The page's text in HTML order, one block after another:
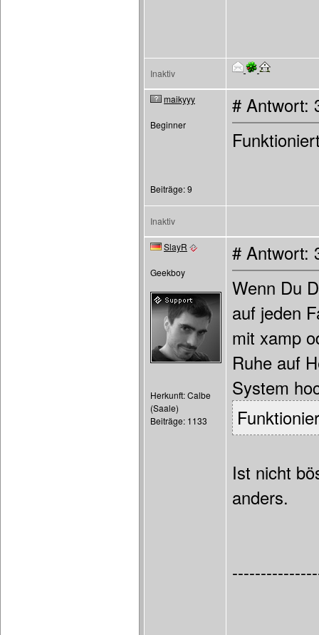
Inaktiv
maikyyy
Beginner
Beiträge: 9
# Antwort:
Inaktiv
SlayR
Geekboy
Herkunft: Calbe
(Saale)
Beiträge: 1133
# Antwort:
Wenn Du
auf jeden
mit xamp
Ruhe auf
System
Ist nicht
anders.